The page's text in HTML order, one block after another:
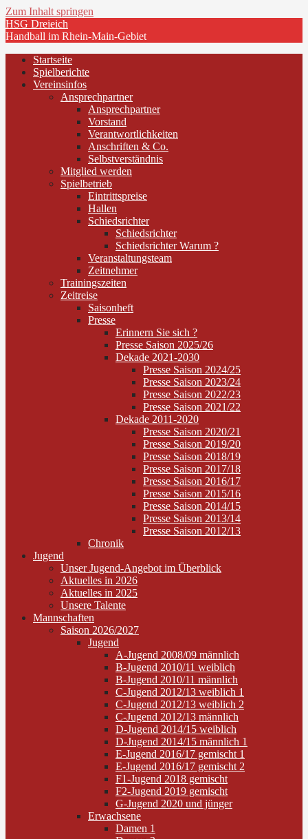
Zum Inhalt springen
HSG Dreieich
Handball im Rhein-Main-Gebiet
Startseite
Spielberichte
Vereinsinfos
Ansprechpartner
Ansprechpartner
Vorstand
Verantwortlichkeiten
Anschriften & Co.
Selbstverständnis
Mitglied werden
Spielbetrieb
Eintrittspreise
Hallen
Schiedsrichter
Schiedsrichter
Schiedsrichter Warum ?
Veranstaltungsteam
Zeitnehmer
Trainingszeiten
Zeitreise
Saisonheft
Presse
Erinnern Sie sich ?
Presse Saison 2025/26
Dekade 2021-2030
Presse Saison 2024/25
Presse Saison 2023/24
Presse Saison 2022/23
Presse Saison 2021/22
Dekade 2011-2020
Presse Saison 2020/21
Presse Saison 2019/20
Presse Saison 2018/19
Presse Saison 2017/18
Presse Saison 2016/17
Presse Saison 2015/16
Presse Saison 2014/15
Presse Saison 2013/14
Presse Saison 2012/13
Chronik
Jugend
Unser Jugend-Angebot im Überblick
Aktuelles in 2026
Aktuelles in 2025
Unsere Talente
Mannschaften
Saison 2026/2027
Jugend
A-Jugend 2008/09 männlich
B-Jugend 2010/11 weiblich
B-Jugend 2010/11 männlich
C-Jugend 2012/13 weiblich 1
C-Jugend 2012/13 weiblich 2
C-Jugend 2012/13 männlich
D-Jugend 2014/15 weiblich
D-Jugend 2014/15 männlich 1
E-Jugend 2016/17 gemischt 1
E-Jugend 2016/17 gemischt 2
F1-Jugend 2018 gemischt
F2-Jugend 2019 gemischt
G-Jugend 2020 und jünger
Erwachsene
Damen 1